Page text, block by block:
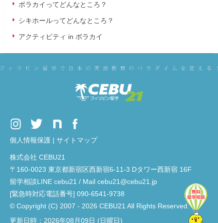
ボラカイってどんなところ？
シキホールってどんなところ？
アクティビティ in ボラカイ
個人情報保護 | サイトマップ
株式会社 CEBU21
〒160-0023 東京都新宿区西新宿6-11-3 Dタワー西新宿 16F
留学相談LINE cebu21 / Mail cebu21@cebu21.jp
[緊急時対応電話番号] 090-6541-9738
© Copyright (C) 2007 - 2026 CEBU21 All Rights Reserved.
更新日時：2026年08月09日 (日曜日)